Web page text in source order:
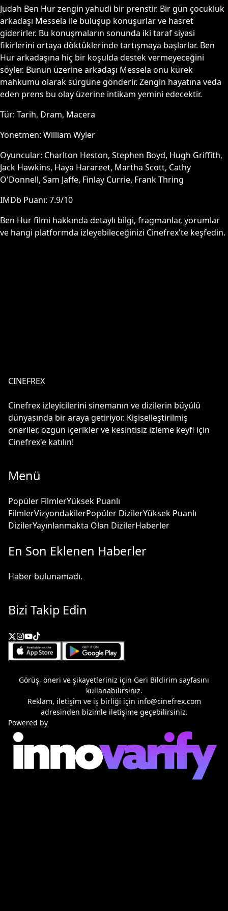
Judah Ben Hur zengin yahudi bir prenstir. Bir gün çocukluk
arkadaşı Messela ile buluşup konuşurlar ve hasret
giderirler. Bu konuşmaların sonunda iki taraf siyasi
fikirlerini ortaya döktüklerinde tartışmaya başlarlar. Ben
Hur arkadaşına hiç bir koşulda destek vermeyeceğini
söyler. Bunun üzerine arkadaşı Messela onu kürek
mahkumu olarak sürgüne gönderir. Zengin hayatına veda
eden prens bu olay üzerine intikam yemini edecektir.
Tür: Tarih, Dram, Macera
Yönetmen: William Wyler
Oyuncular: Charlton Heston, Stephen Boyd, Hugh Griffith,
Jack Hawkins, Haya Harareet, Martha Scott, Cathy
O'Donnell, Sam Jaffe, Finlay Currie, Frank Thring
IMDb Puanı: 7.9/10
Ben Hurfilmi hakkında detaylı bilgi, fragmanlar, yorumlar
ve hangi platformda izleyebileceğinizi Cinefrex'te keşfedin.
CINEFREX
Cinefrex izleyicilerini sinemanın ve dizilerin büyülü
dünyasında bir araya getiriyor. Kişiselleştirilmiş
öneriler, özgün içerikler ve kesintisiz izleme keyfi için
Cinefrex'e katılın!
Menü
Popüler FilmlerYüksek Puanlı
FilmlerVizyondakilerPopüler DizilerYüksek Puanlı
DizilerYayınlanmakta Olan DizilerHaberler
En Son Eklenen Haberler
Haber bulunamadı.
Bizi Takip Edin
Görüş, öneri ve şikayetleriniz için Geri Bildirim sayfasını
kullanabilirsiniz.
Reklam, iletişim ve iş birliği için info@cinefrex.com
adresinden bizimle iletişime geçebilirsiniz.
Powered by